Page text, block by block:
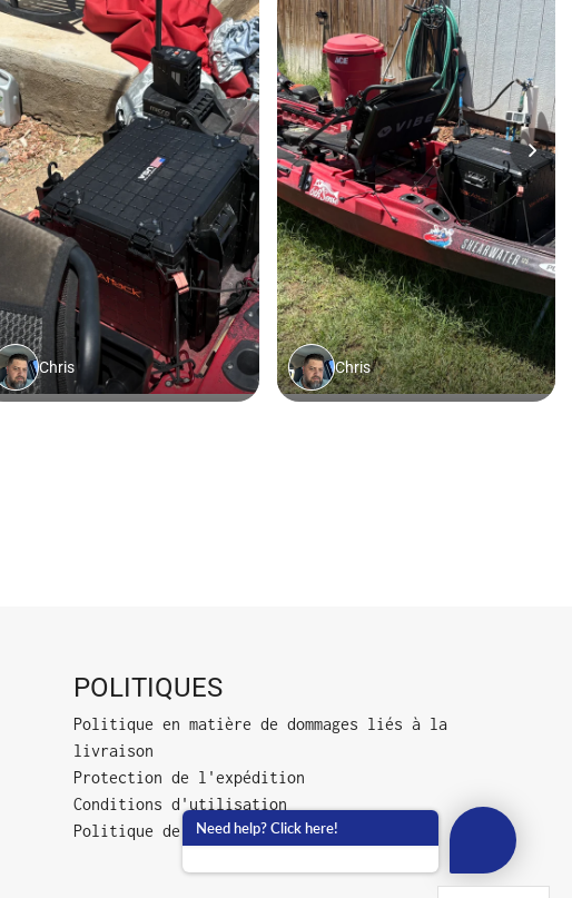
POLITIQUES
Politique en matière de dommages liés à la
livraison
Protection de l'expédition
Conditions d'utilisation
Politique de confidentialité
Need help? Click here!